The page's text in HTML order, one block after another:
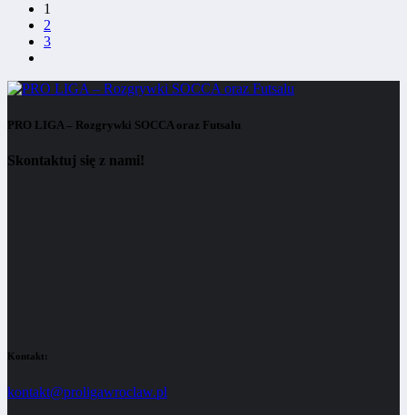
1
2
3
PRO LIGA – Rozgrywki SOCCA oraz Futsalu
Skontaktuj się z nami!
Kontakt:
kontakt@proligawroclaw.pl